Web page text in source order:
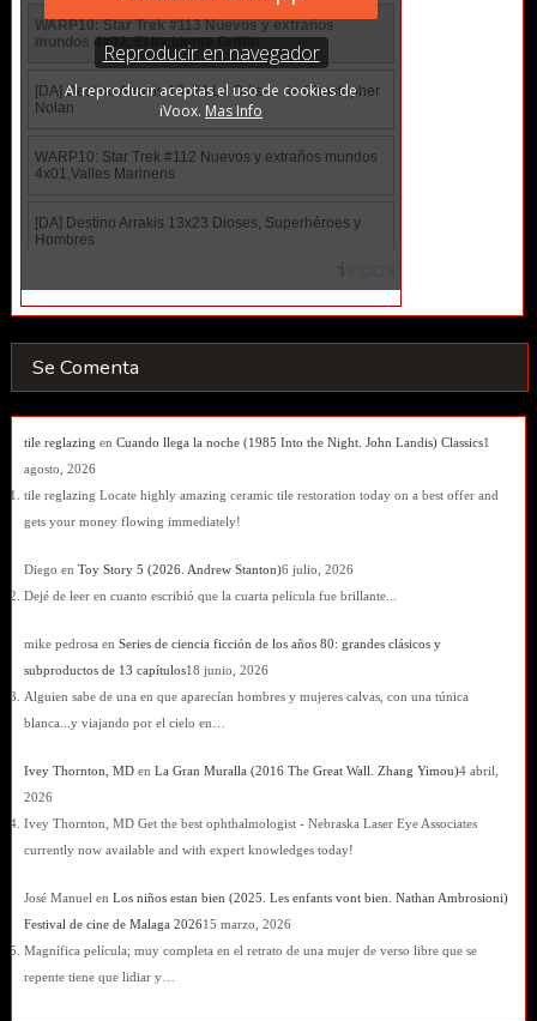
Se Comenta
tile reglazing en Cuando llega la noche (1985 Into the Night. John Landis) Classics1
agosto, 2026
tile reglazing Locate highly amazing ceramic tile restoration today on a best offer and
gets your money flowing immediately!
Diego en Toy Story 5 (2026. Andrew Stanton)6 julio, 2026
Dejé de leer en cuanto escribió que la cuarta película fue brillante...
mike pedrosa en Series de ciencia ficción de los años 80: grandes clásicos y
subproductos de 13 capítulos18 junio, 2026
Alguien sabe de una en que aparecían hombres y mujeres calvas, con una túnica
blanca...y viajando por el cielo en…
Ivey Thornton, MDen La Gran Muralla (2016 The Great Wall. Zhang Yimou)4 abril,
2026
Ivey Thornton, MD Get the best ophthalmologist - Nebraska Laser Eye Associates
currently now available and with expert knowledges today!
José Manuel en Los niños estan bien (2025. Les enfants vont bien. Nathan Ambrosioni)
Festival de cine de Malaga 202615 marzo, 2026
Magnífica película; muy completa en el retrato de una mujer de verso libre que se
repente tiene que lidiar y…